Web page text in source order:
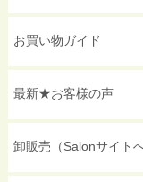
お買い物ガイド
最新★お客様の声
卸販売（Salonサイトへ